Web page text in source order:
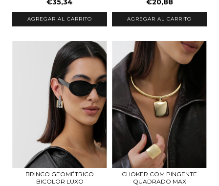
€35,34
AGREGAR AL CARRITO
€20,88
BRINCO GEOMÉTRICO
BICOLOR LUXO
CHOKER COM PINGENTE
QUADRADO MAX